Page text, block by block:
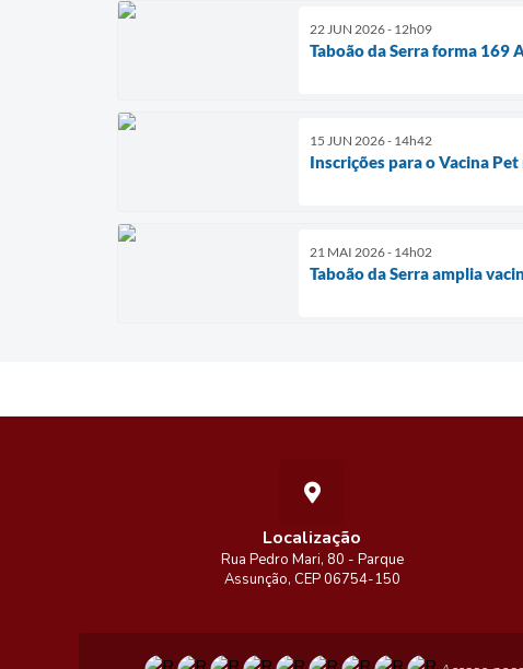
22 JUN 2026 - 12h09
Taboão da Serra forma 169
15 JUN 2026 - 14h42
Inscrições para o Vacina
21 MAI 2026 - 14h02
Taboão da Serra amplia
Localização
Rua Pedro Mari, 80 - Parque
Assunção, CEP 06754-150